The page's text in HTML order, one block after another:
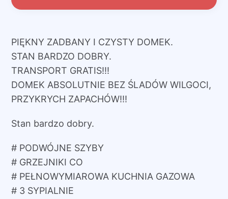
PIĘKNY ZADBANY I CZYSTY DOMEK.
STAN BARDZO DOBRY.
TRANSPORT GRATIS!!!
DOMEK ABSOLUTNIE BEZ ŚLADÓW WILGOCI,
PRZYKRYCH ZAPACHÓW!!!
Stan bardzo dobry.
# PODWÓJNE SZYBY
# GRZEJNIKI CO
# PEŁNOWYMIAROWA KUCHNIA GAZOWA
# 3 SYPIALNIE